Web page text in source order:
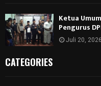
Ketua
Pengurus
Juli 20, 2026
CATEGORIES